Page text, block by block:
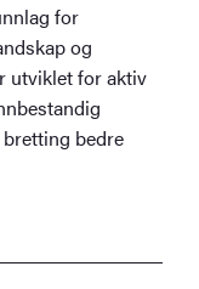
for
og
utviklet for aktiv
bedre